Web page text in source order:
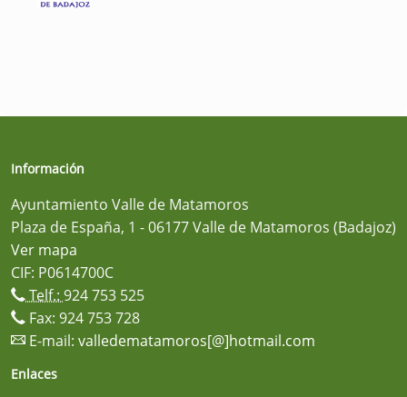
Información
Ayuntamiento Valle de Matamoros
Plaza de España, 1 - 06177 Valle de Matamoros (Badajoz)
Ver mapa
CIF: P0614700C
Telf.: 924 753 525
Fax: 924 753 728
E-mail: valledematamoros[@]hotmail.com
Enlaces